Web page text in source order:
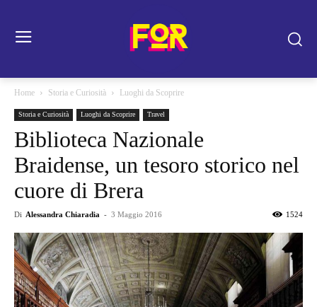
Home Storia e Curiosità Luoghi da Scoprire
Storia e Curiosità Luoghi da Scoprire Travel
Biblioteca Nazionale
Braidense, un tesoro storico nel
cuore di Brera
Di Alessandra Chiaradia - 3 Maggio 2016 1524